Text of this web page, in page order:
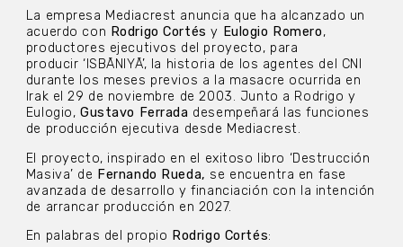
La empresa Mediacrest anuncia que ha alcanzado un
acuerdo con Rodrigo Cortés y Eulogio Romero,
productores ejecutivos del proyecto, para
producir ‘ISBĀNIYĀ’, la historia de los agentes del CNI
durante los meses previos a la masacre ocurrida en
Irak el 29 de noviembre de 2003. Junto a Rodrigo y
Eulogio, Gustavo Ferrada desempeñará las funciones
de producción ejecutiva desde Mediacrest.
El proyecto, inspirado en el exitoso libro ‘Destrucción
Masiva’ de Fernando Rueda, se encuentra en fase
avanzada de desarrollo y financiación con la intención
de arrancar producción en 2027.
En palabras del propio Rodrigo Cortés: